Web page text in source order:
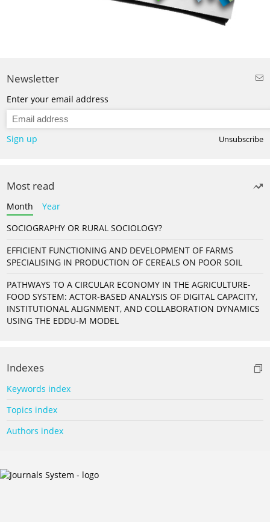
Newsletter
Enter your email address
Sign up Unsubscribe
Most read
Month
Year
SOCIOGRAPHY OR RURAL SOCIOLOGY?
EFFICIENT FUNCTIONING AND DEVELOPMENT OF FARMS
SPECIALISING IN PRODUCTION OF CEREALS ON POOR SOIL
PATHWAYS TO A CIRCULAR ECONOMY IN THE AGRICULTURE-
FOOD SYSTEM: ACTOR-BASED ANALYSIS OF DIGITAL CAPACITY,
INSTITUTIONAL ALIGNMENT, AND COLLABORATION DYNAMICS
USING THE EDDU-M MODEL
Indexes
Keywords index
Topics index
Authors index